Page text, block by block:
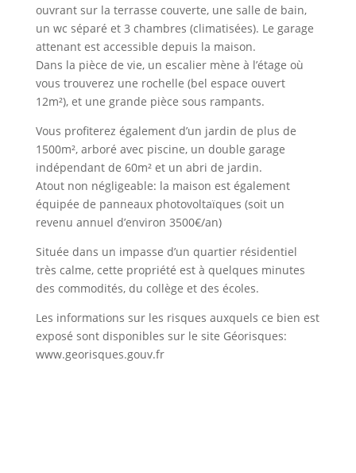
ouvrant sur la terrasse couverte, une salle de bain,
un wc séparé et 3 chambres (climatisées). Le garage
attenant est accessible depuis la maison.
Dans la pièce de vie, un escalier mène à l’étage où
vous trouverez une rochelle (bel espace ouvert
12m²), et une grande pièce sous rampants.
Vous profiterez également d’un jardin de plus de
1500m², arboré avec piscine, un double garage
indépendant de 60m² et un abri de jardin.
Atout non négligeable: la maison est également
équipée de panneaux photovoltaïques (soit un
revenu annuel d’environ 3500€/an)
Située dans un impasse d’un quartier résidentiel
très calme, cette propriété est à quelques minutes
des commodités, du collège et des écoles.
Les informations sur les risques auxquels ce bien est
exposé sont disponibles sur le site Géorisques:
www.georisques.gouv.fr